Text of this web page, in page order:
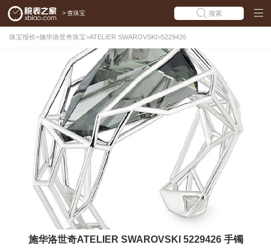
> 查珠宝 搜索
珠宝报价>施华洛世奇珠宝>ATELIER SWAROVSKI>5229426
施华洛世奇ATELIER SWAROVSKI 5229426 手镯